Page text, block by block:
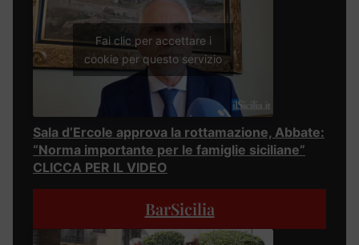
Fai clic per accettare i
cookie per questo servizio
Sala d’Ercole approva la rottamazione, Abbate:
“Norma importante per le famiglie siciliane”
CLICCA PER IL VIDEO
BarSicilia